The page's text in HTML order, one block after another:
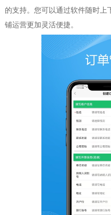
的支持。您可以通过软件随时
铺运营更加灵活便捷。